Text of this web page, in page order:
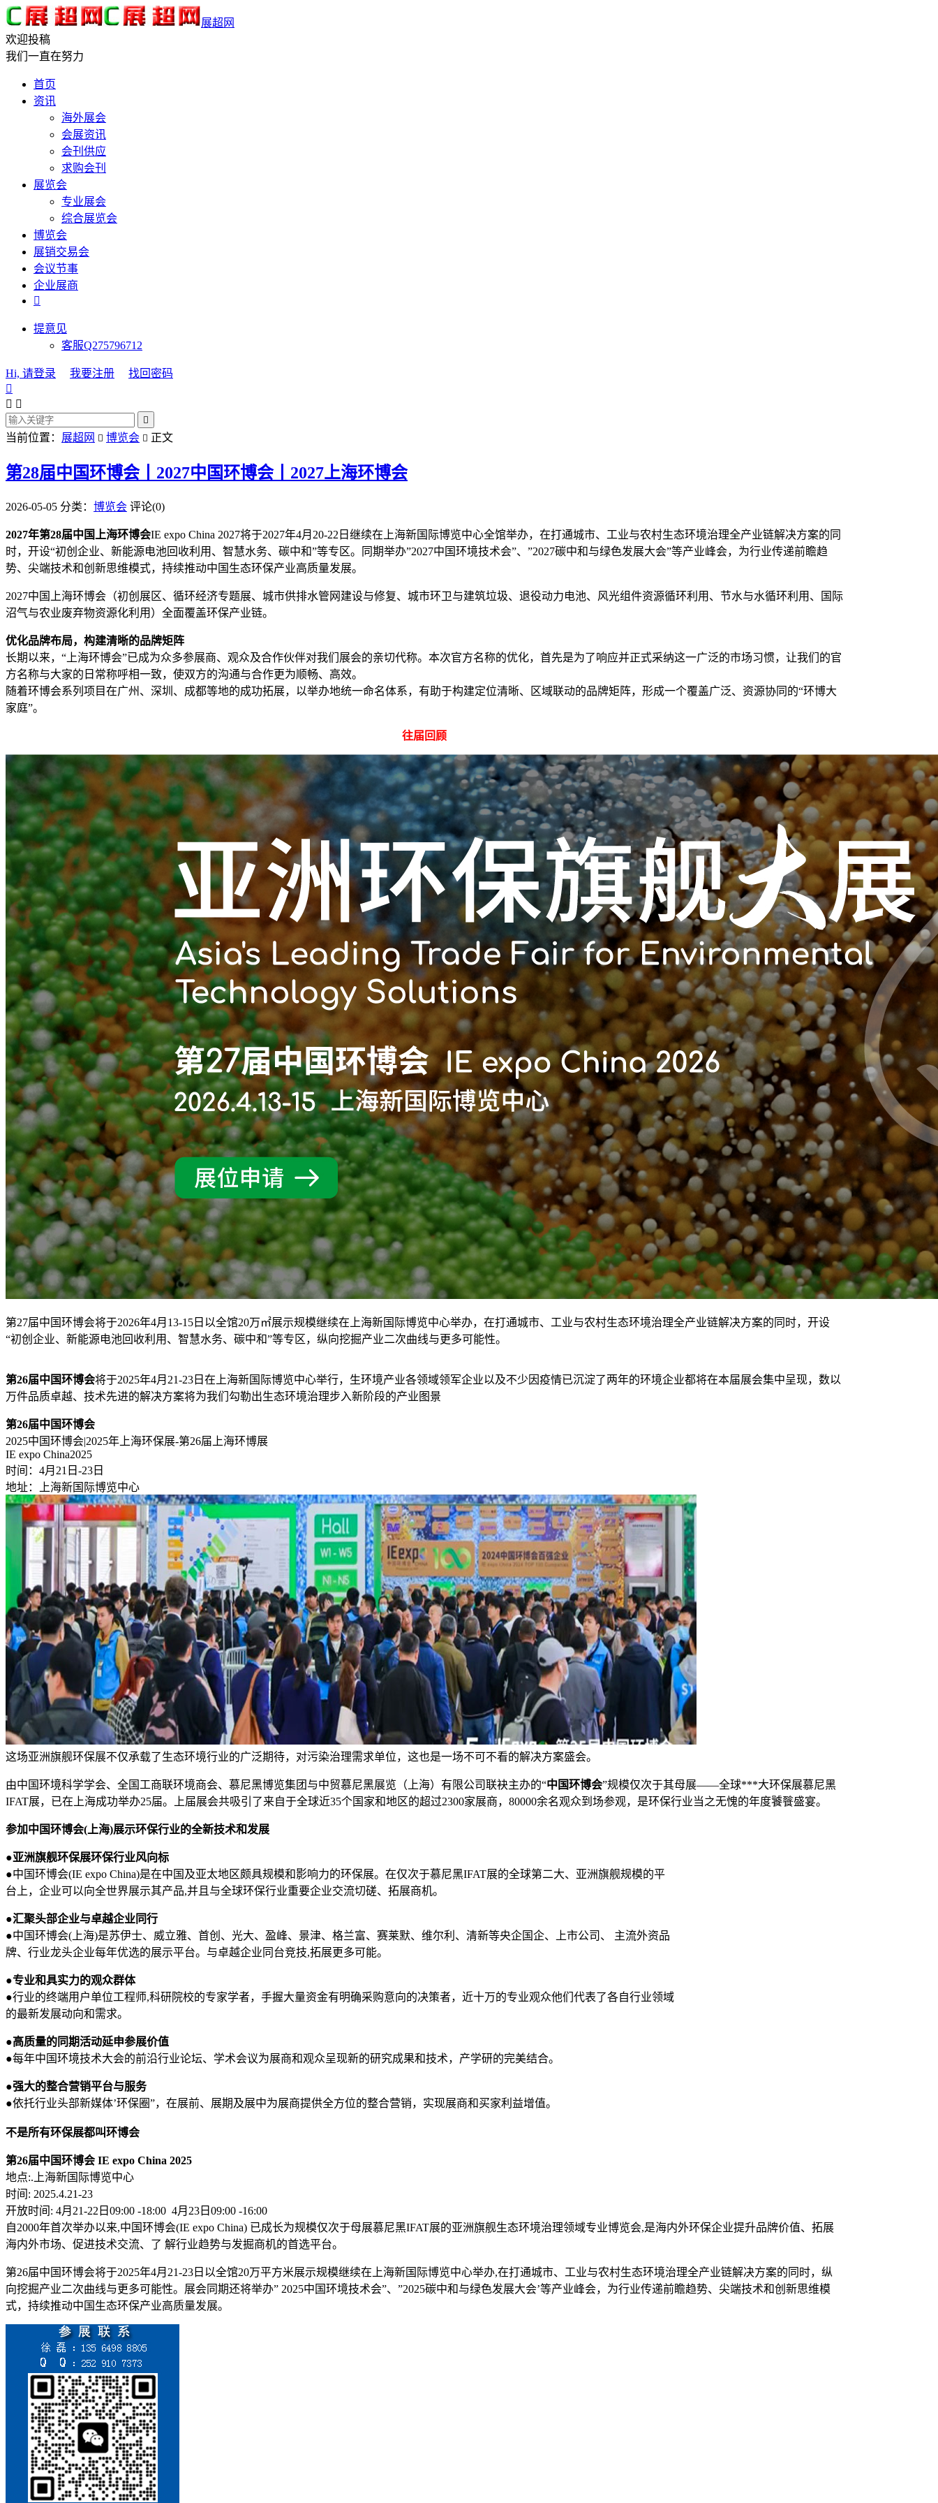
展超网
欢迎投稿
我们一直在努力
首页
资讯
海外展会
会展资讯
会刊供应
求购会刊
展览会
专业展会
综合展览会
博览会
展销交易会
会议节事
企业展商

提意见
客服Q275796712
Hi, 请登录 我要注册
找回密码

 

当前位置： 展超网  博览会  正文
第28届中国环博会丨2027中国环博会丨2027上海环博会
2026-05-05 分类： 博览会 评论(0)
2027年第28届中国上海环博会IE expo China 2027将于2027年4月20-22日继续在上海新国际博览中心全馆举办，在打通城市、工业与农村生态环境治理全产业链解决方案的同
时，开设“初创企业、新能源电池回收利用、智慧水务、碳中和”等专区。同期举办”2027中国环境技术会”、”2027碳中和与绿色发展大会”等产业峰会，为行业传递前瞻趋
势、尖端技术和创新思维模式，持续推动中国生态环保产业高质量发展。
2027中国上海环博会（初创展区、循环经济专题展、城市供排水管网建设与修复、城市环卫与建筑垃圾、退役动力电池、风光组件资源循环利用、节水与水循环利用、国际
沼气与农业废弃物资源化利用）全面覆盖环保产业链。
优化品牌布局，构建清晰的品牌矩阵
长期以来，“上海环博会”已成为众多参展商、观众及合作伙伴对我们展会的亲切代称。本次官方名称的优化，首先是为了响应并正式采纳这一广泛的市场习惯，让我们的官
方名称与大家的日常称呼相一致，使双方的沟通与合作更为顺畅、高效。
随着环博会系列项目在广州、深圳、成都等地的成功拓展，以举办地统一命名体系，有助于构建定位清晰、区域联动的品牌矩阵，形成一个覆盖广泛、资源协同的“环博大
家庭”。
往届回顾
第27届中国环博会将于2026年4月13-15日以全馆20万㎡展示规模继续在上海新国际博览中心举办，在打通城市、工业与农村生态环境治理全产业链解决方案的同时，开设
“初创企业、新能源电池回收利用、智慧水务、碳中和”等专区，纵向挖掘产业二次曲线与更多可能性。
第26届中国环博会将于2025年4月21-23日在上海新国际博览中心举行，生环境产业各领域领军企业以及不少因疫情已沉淀了两年的环境企业都将在本届展会集中呈现，数以
万件品质卓越、技术先进的解决方案将为我们勾勒出生态环境治理步入新阶段的产业图景
第26届中国环博会
2025中国环博会|2025年上海环保展-第26届上海环博展
IE expo China2025
时间：4月21日-23日
地址：上海新国际博览中心
这场亚洲旗舰环保展不仅承载了生态环境行业的广泛期待，对污染治理需求单位，这也是一场不可不看的解决方案盛会。
由中国环境科学学会、全国工商联环境商会、慕尼黑博览集团与中贸慕尼黑展览（上海）有限公司联袂主办的“中国环博会”规模仅次于其母展——全球***大环保展慕尼黑
IFAT展，已在上海成功举办25届。上届展会共吸引了来自于全球近35个国家和地区的超过2300家展商，80000余名观众到场参观，是环保行业当之无愧的年度饕餮盛宴。
参加中国环博会(上海)展示环保行业的全新技术和发展
●亚洲旗舰环保展环保行业风向标
●中国环博会(IE expo China)是在中国及亚太地区颇具规模和影响力的环保展。在仅次于慕尼黑IFAT展的全球第二大、亚洲旗舰规模的平
台上，企业可以向全世界展示其产品,并且与全球环保行业重要企业交流切磋、拓展商机。
●汇聚头部企业与卓越企业同行
●中国环博会(上海)是苏伊士、威立雅、首创、光大、盈峰、景津、格兰富、赛莱默、维尔利、清新等央企国企、上市公司、 主流外资品
牌、行业龙头企业每年优选的展示平台。与卓越企业同台竞技,拓展更多可能。
●专业和具实力的观众群体
●行业的终端用户单位工程师,科研院校的专家学者，手握大量资金有明确采购意向的决策者，近十万的专业观众他们代表了各自行业领域
的最新发展动向和需求。
●高质量的同期活动延申参展价值
●每年中国环境技术大会的前沿行业论坛、学术会议为展商和观众呈现新的研究成果和技术，产学研的完美结合。
●强大的整合营销平台与服务
●依托行业头部新媒体’环保圈”，在展前、展期及展中为展商提供全方位的整合营销，实现展商和买家利益增值。
不是所有环保展都叫环博会
第26届中国环博会 IE expo China 2025
地点:.上海新国际博览中心
时间: 2025.4.21-23
开放时间: 4月21-22日09:00 -18:00 4月23日09:00 -16:00
自2000年首次举办以来,中国环博会(IE expo China) 已成长为规模仅次于母展慕尼黑IFAT展的亚洲旗舰生态环境治理领域专业博览会,是海内外环保企业提升品牌价值、拓展
海内外市场、促进技术交流、了 解行业趋势与发掘商机的首选平台。
第26届中国环博会将于2025年4月21-23日以全馆20万平方米展示规模继续在上海新国际博览中心举办,在打通城市、工业与农村生态环境治理全产业链解决方案的同时，纵
向挖掘产业二次曲线与更多可能性。展会同期还将举办” 2025中国环境技术会”、”2025碳中和与绿色发展大会’等产业峰会，为行业传递前瞻趋势、尖端技术和创新思维模
式，持续推动中国生态环保产业高质量发展。